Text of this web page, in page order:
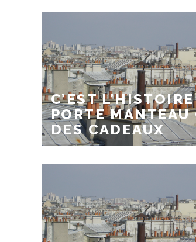
C’EST
PORTE MANTEAU
DES CADEAUX